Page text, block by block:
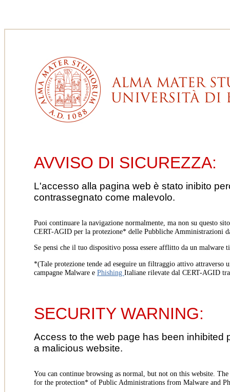
AVVISO DI SICUREZZA:
L'accesso alla pagina web è stato inibito
contrassegnato come malevolo.
Puoi continuare la navigazione normalmente, ma non su questo
CERT-AGID per la protezione* delle Pubbliche Amministrazioni
Se pensi che il tuo dispositivo possa essere afflitto da un
*(Tale protezione tende ad eseguire un filtraggio attivo
campagne Malware e Phishing Italiane rilevate dal CERT-AGID
SECURITY WARNING:
Access to the web page has been
a malicious website.
You can continue browsing as normal, but not on this website.
for the protection* of Public Administrations from Malware and